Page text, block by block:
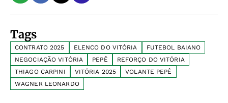
Tags
CONTRATO 2025 ELENCO DO VITÓRIA
FUTEBOL BAIANO
NEGOCIAÇÃO VITÓRIA
PEPÊ
REFORÇO DO VITÓRIA
THIAGO CARPINI
VITÓRIA 2025
VOLANTE PEPÊ
WAGNER LEONARDO